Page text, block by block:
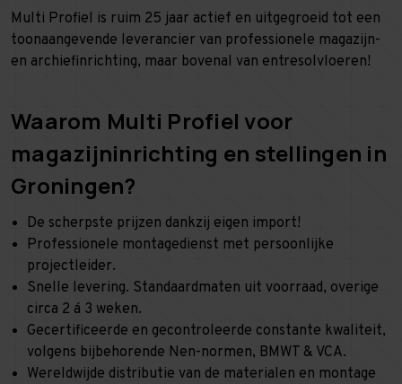
Multi Profiel is ruim 25 jaar actief en uitgegroeid tot een
toonaangevende leverancier van professionele magazijn-
en archiefinrichting, maar bovenal van entresolvloeren!
Waarom Multi Profiel voor
magazijninrichting en stellingen in
Groningen?
De scherpste prijzen dankzij eigen import!
Professionele montagedienst met persoonlijke
projectleider.
Snelle levering. Standaardmaten uit voorraad, overige
circa 2 á 3 weken.
Gecertificeerde en gecontroleerde constante kwaliteit,
volgens bijbehorende Nen-normen, BMWT & VCA.
Wereldwijde distributie van de materialen en montage